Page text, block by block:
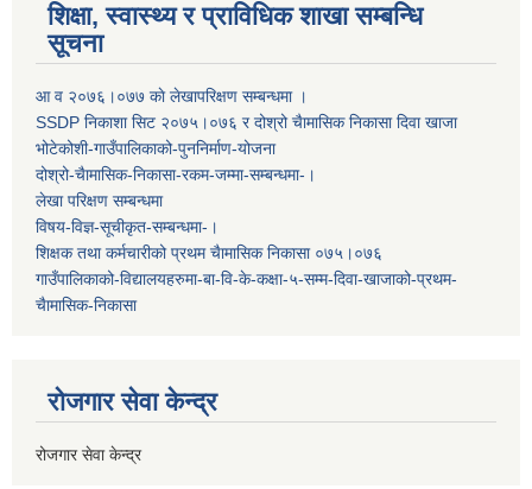
शिक्षा, स्वास्थ्य र प्राविधिक शाखा सम्बन्धि
सूचना
आ व २०७६।०७७ काे लेखापरिक्षण सम्बन्धमा ।
SSDP निकाशा सिट २०७५।०७६ र दोश्रो चैामासिक निकासा दिवा खाजा
भोटेकोशी-गाउँपालिकाको-पुननिर्माण-योजना
दोश्रो-चैामासिक-निकासा-रकम-जम्मा-सम्बन्धमा-।
लेखा परिक्षण सम्बन्धमा
विषय-विज्ञ-सूचीकृत-सम्बन्धमा-।
शिक्षक तथा कर्मचारीको प्रथम च‌ैामासिक निकासा ०७५।०७६
गाउँपालिकाको-विद्यालयहरुमा-बा-वि-के-कक्षा-५-सम्म-दिवा-खाजाको-प्रथम-
चैामासिक-निकासा
रोजगार सेवा केन्द्र
रोजगार सेवा केन्द्र